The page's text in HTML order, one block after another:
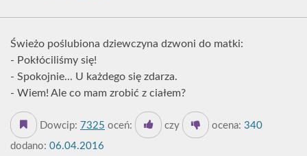
Świeżo poślubiona dziewczyna dzwoni do matki:
- Pokłóciliśmy się!
- Spokojnie... U każdego się zdarza.
- Wiem! Ale co mam zrobić z ciałem?
Dowcip: 7325 oceń: czy ocena: 340
dodano: 06.04.2016